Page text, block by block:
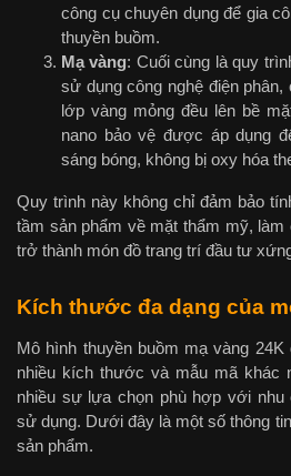
công cụ chuyên dụng để gia
thuyền buồm.
Mạ vàng: Cuối cùng là quy
sử dụng công nghệ điện
lớp vàng mỏng đều lên bề
nano bảo vệ được áp dụng
sáng bóng, không bị oxy hóa
Quy trình này không chỉ đảm bảo
tầm sản phẩm về mặt thẩm mỹ, làm
trở thành món đồ trang trí đầu tư
Kích thước đa dạng của
Mô hình thuyền buồm mạ vàng
nhiều kích thước và mẫu mã khác
nhiều sự lựa chọn phù hợp với nhu
sử dụng. Dưới đây là một số thông
sản phẩm.